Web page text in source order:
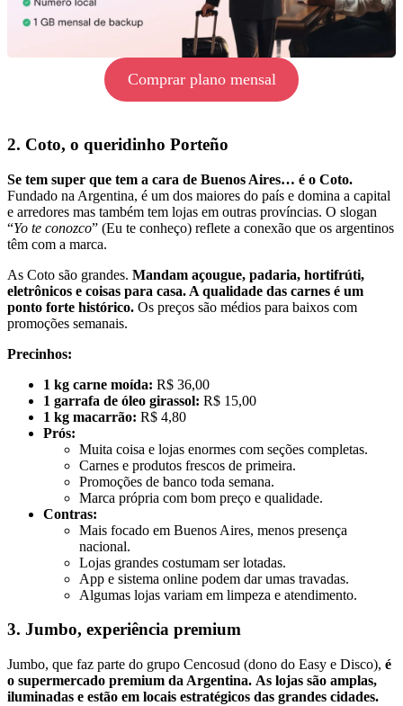
Comprar plano mensal
2. Coto, o queridinho Porteño
Se tem super que tem a cara de Buenos Aires… é o Coto.
Fundado na Argentina, é um dos maiores do país e domina a capital
e arredores mas também tem lojas em outras províncias. O slogan
“Yo te conozco” (Eu te conheço) reflete a conexão que os argentinos
têm com a marca.
As Coto são grandes. Mandam açougue, padaria, hortifrúti,
eletrônicos e coisas para casa. A qualidade das carnes é um
ponto forte histórico. Os preços são médios para baixos com
promoções semanais.
Precinhos:
1 kg carne moída: R$ 36,00
1 garrafa de óleo girassol: R$ 15,00
1 kg macarrão: R$ 4,80
Prós:
Muita coisa e lojas enormes com seções completas.
Carnes e produtos frescos de primeira.
Promoções de banco toda semana.
Marca própria com bom preço e qualidade.
Contras:
Mais focado em Buenos Aires, menos presença
nacional.
Lojas grandes costumam ser lotadas.
App e sistema online podem dar umas travadas.
Algumas lojas variam em limpeza e atendimento.
3. Jumbo, experiência premium
Jumbo, que faz parte do grupo Cencosud (dono do Easy e Disco), é
o supermercado premium da Argentina. As lojas são amplas,
iluminadas e estão em locais estratégicos das grandes cidades.